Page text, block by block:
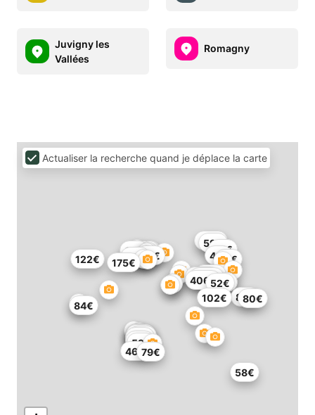
Juvigny les
Vallées
Romagny
406€
279€
103€
59€
50€
80€
82€
65€
41€
122€
56€
61€
85€
52€
60€
85€
65€
46€
58€
67€
102€
32€
117€
110€
175€
59€
84€
93€
79€
67€
Actualiser la recherche quand je déplace la carte